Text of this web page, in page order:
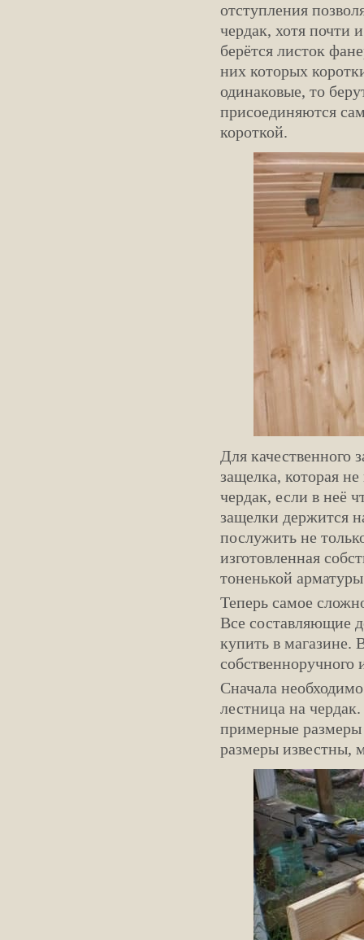
отступления
чердак, хотя почти
берётся листок
них которых
одинаковые, то
присоединяются
короткой.
Для качественного
защелка, которая
чердак, если в неё
защелки держится
послужить не
изготовленная
тоненькой
Теперь самое
Все составляющие
купить в магазине.
собственноручного
Сначала
лестница на
примерные размеры
размеры известны,